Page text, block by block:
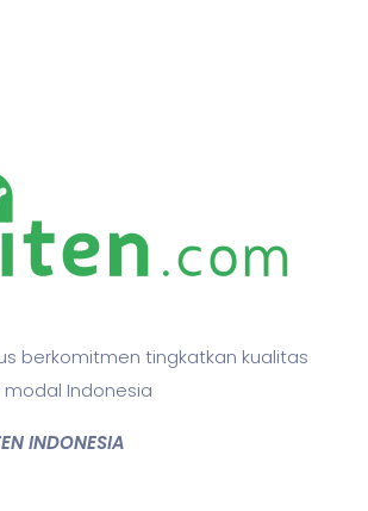
berkomitmen tingkatkan kualitas
Indonesia
INDONESIA